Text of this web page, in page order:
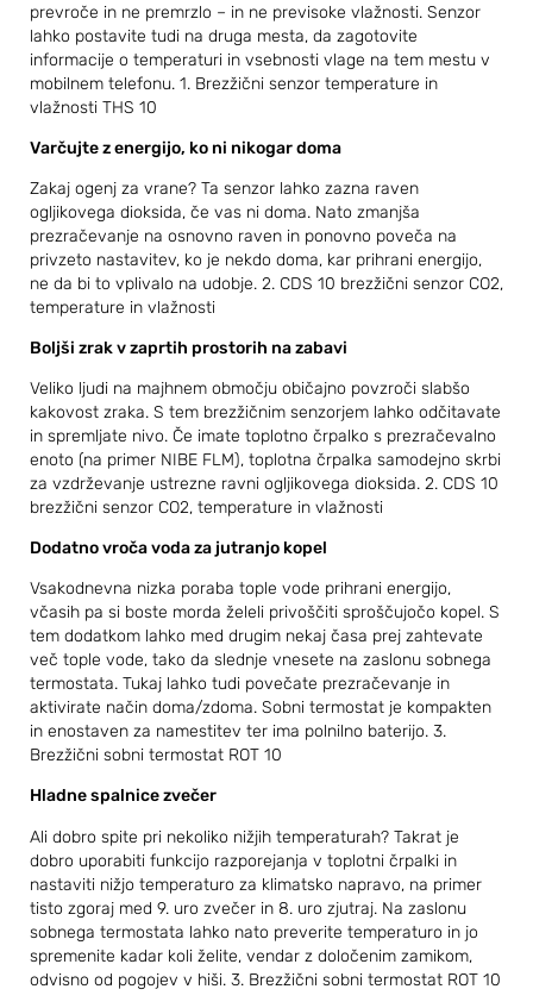
prevroče in ne premrzlo – in ne previsoke vlažnosti. Senzor
lahko postavite tudi na druga mesta, da zagotovite
informacije o temperaturi in vsebnosti vlage na tem mestu v
mobilnem telefonu. 1. Brezžični senzor temperature in
vlažnosti THS 10
Varčujte z energijo, ko ni nikogar doma
Zakaj ogenj za vrane? Ta senzor lahko zazna raven
ogljikovega dioksida, če vas ni doma. Nato zmanjša
prezračevanje na osnovno raven in ponovno poveča na
privzeto nastavitev, ko je nekdo doma, kar prihrani energijo,
ne da bi to vplivalo na udobje. 2. CDS 10 brezžični senzor CO2,
temperature in vlažnosti
Boljši zrak v zaprtih prostorih na zabavi
Veliko ljudi na majhnem območju običajno povzroči slabšo
kakovost zraka. S tem brezžičnim senzorjem lahko odčitavate
in spremljate nivo. Če imate toplotno črpalko s prezračevalno
enoto (na primer NIBE FLM), toplotna črpalka samodejno skrbi
za vzdrževanje ustrezne ravni ogljikovega dioksida. 2. CDS 10
brezžični senzor CO2, temperature in vlažnosti
Dodatno vroča voda za jutranjo kopel
Vsakodnevna nizka poraba tople vode prihrani energijo,
včasih pa si boste morda želeli privoščiti sproščujočo kopel. S
tem dodatkom lahko med drugim nekaj časa prej zahtevate
več tople vode, tako da slednje vnesete na zaslonu sobnega
termostata. Tukaj lahko tudi povečate prezračevanje in
aktivirate način doma/zdoma. Sobni termostat je kompakten
in enostaven za namestitev ter ima polnilno baterijo. 3.
Brezžični sobni termostat ROT 10
Hladne spalnice zvečer
Ali dobro spite pri nekoliko nižjih temperaturah? Takrat je
dobro uporabiti funkcijo razporejanja v toplotni črpalki in
nastaviti nižjo temperaturo za klimatsko napravo, na primer
tisto zgoraj med 9. uro zvečer in 8. uro zjutraj. Na zaslonu
sobnega termostata lahko nato preverite temperaturo in jo
spremenite kadar koli želite, vendar z določenim zamikom,
odvisno od pogojev v hiši. 3. Brezžični sobni termostat ROT 10